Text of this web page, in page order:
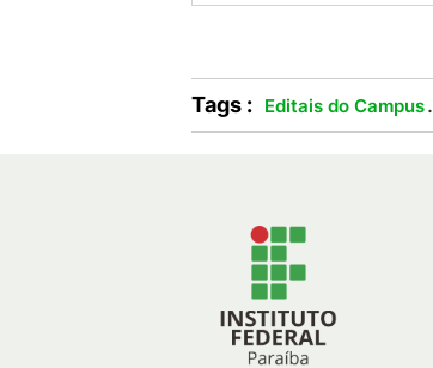
Tags : Editais do Campus.